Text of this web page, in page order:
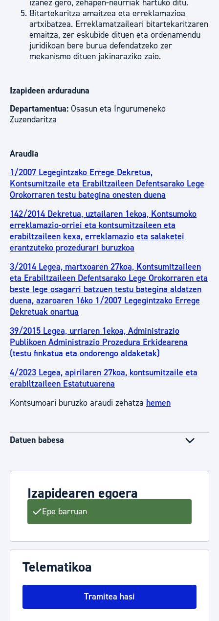
izanez gero, zehapen-neurriak hartuko ditu.
Bitartekaritza amaitzea eta erreklamazioa
artxibatzea. Erreklamatzaileari bitartekaritzaren
emaitza, zer eskubide dituen eta ordenamendu
juridikoan bere burua defendatzeko zer
mekanismo dituen jakinaraziko zaio.
Izapideen arduraduna
Departamentua: Osasun eta Ingurumeneko
Zuzendaritza
Araudia
1/2007 Legegintzako Errege Dekretua,
Kontsumitzaile eta Erabiltzaileen Defentsarako Lege
Orokorraren testu bategina onesten duena
142/2014 Dekretua, uztailaren 1ekoa, Kontsumoko
erreklamazio-orriei eta kontsumitzaileen eta
erabiltzaileen kexa, erreklamazio eta salaketei
erantzuteko prozedurari buruzkoa
3/2014 Legea, martxoaren 27koa, Kontsumitzaileen
eta Erabiltzaileen Defentsarako Lege Orokorraren eta
beste lege osagarri batzuen testu bategina aldatzen
duena, azaroaren 16ko 1/2007 Legegintzako Errege
Dekretuak onartua
39/2015 Legea, urriaren 1ekoa, Administrazio
Publikoen Administrazio Prozedura Erkidearena
(testu finkatua eta ondorengo aldaketak)
4/2023 Legea, apirilaren 27koa, kontsumitzaile eta
erabiltzaileen Estatutuarena
Kontsumoari buruzko araudi zehatza hemen
Datuen babesa
Izapidearen egoera
Epe barruan
Telematikoa
Tramitea hasi